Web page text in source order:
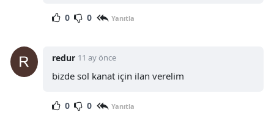
0 0 Yanıtla
redur 11 ay önce
bizde sol kanat için ilan verelim
0 0 Yanıtla